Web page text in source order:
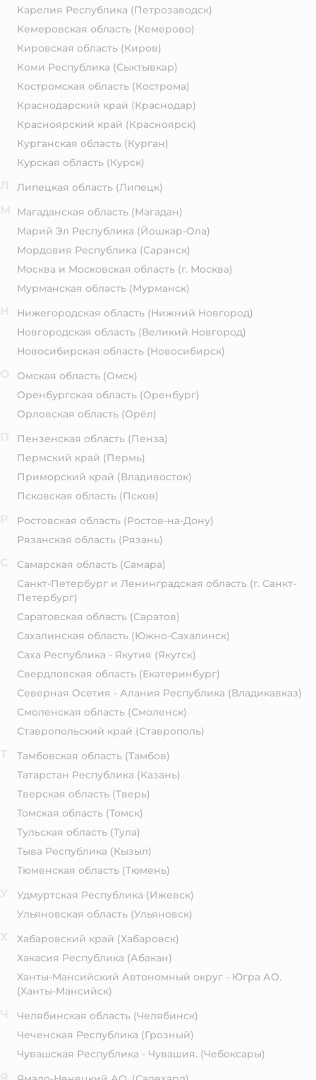
Карелия Республика (Петрозаводск)
Кемеровская область (Кемерово)
Кировская область (Киров)
Коми Республика (Сыктывкар)
Костромская область (Кострома)
Краснодарский край (Краснодар)
Красноярский край (Красноярск)
Курганская область (Курган)
Курская область (Курск)
Липецкая область (Липецк)
Магаданская область (Магадан)
Марий Эл Республика (Йошкар-Ола)
Мордовия Республика (Саранск)
Москва и Московская область (г. Москва)
Мурманская область (Мурманск)
Нижегородская область (Нижний Новгород)
Новгородская область (Великий Новгород)
Новосибирская область (Новосибирск)
Омская область (Омск)
Оренбургская область (Оренбург)
Орловская область (Орёл)
Пензенская область (Пенза)
Пермский край (Пермь)
Приморский край (Владивосток)
Псковская область (Псков)
Ростовская область (Ростов-на-Дону)
Рязанская область (Рязань)
Самарская область (Самара)
Санкт-Петербург и Ленинградская область (г. Санкт-
Петербург)
Саратовская область (Саратов)
Сахалинская область (Южно-Сахалинск)
Саха Республика - Якутия (Якутск)
Свердловская область (Екатеринбург)
Северная Осетия - Алания Республика (Владикавказ)
Смоленская область (Смоленск)
Ставропольский край (Ставрополь)
Тамбовская область (Тамбов)
Татарстан Республика (Казань)
Тверская область (Тверь)
Томская область (Томск)
Тульская область (Тула)
Тыва Республика (Кызыл)
Тюменская область (Тюмень)
Удмуртская Республика (Ижевск)
Ульяновская область (Ульяновск)
Хабаровский край (Хабаровск)
Хакасия Республика (Абакан)
Ханты-Мансийский Автономный округ - Югра АО.
(Ханты-Мансийск)
Челябинская область (Челябинск)
Чеченская Республика (Грозный)
Чувашская Республика - Чувашия. (Чебоксары)